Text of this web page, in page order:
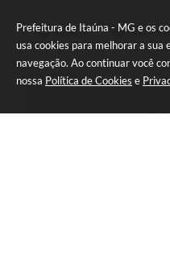
Prefeitura de Itaúna - MG e os
usa cookies para melhorar a sua
navegação. Ao continuar você
nossa Política de Cookies e
GOSTEI NÃO